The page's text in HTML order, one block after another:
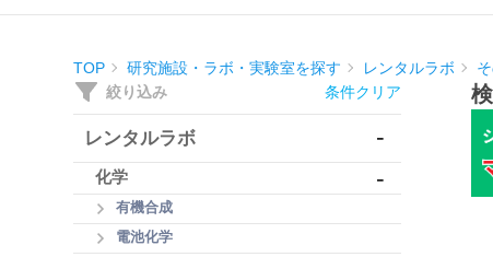
TOP 研究施設・ラボ・実験室を探す レンタルラボ
絞り込み 条件クリア
レンタルラボ -
化学 -
有機合成
電池化学